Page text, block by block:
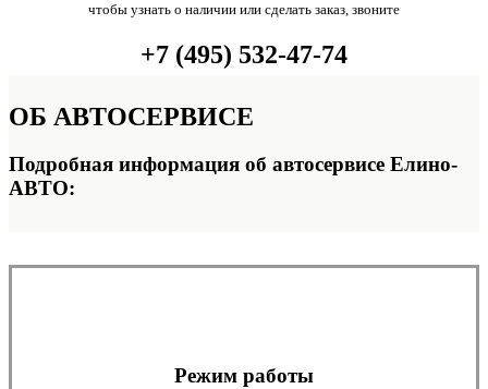
чтобы узнать о наличии или сделать заказ, звоните
+7 (495) 532-47-74
ОБ АВТОСЕРВИСЕ
Подробная информация об автосервисе Елино-
АВТО:
Режим работы